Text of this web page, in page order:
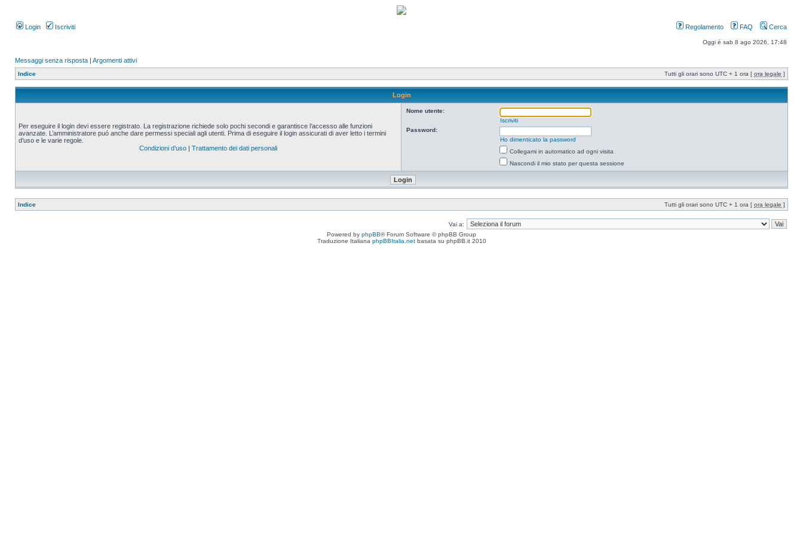
Login Iscriviti Regolamento FAQ Cerca
Oggi è sab 8 ago 2026, 17:48
Messaggi senza risposta | Argomenti attivi
Indice Tutti gli orari sono UTC + 1 ora [ ora legale ]
Login
Per eseguire il login devi essere registrato. La registrazione richiede solo pochi secondi e garantisce l’accesso alle funzioni
avanzate. L’amministratore puó anche dare permessi speciali agli utenti. Prima di eseguire il login assicurati di aver letto i termini
d’uso e le varie regole.
Condizioni d’uso | Trattamento dei dati personali
Nome utente:
Iscriviti
Password:
Ho dimenticato la password
Collegami in automatico ad ogni visita
Nascondi il mio stato per questa sessione
Indice Tutti gli orari sono UTC + 1 ora [ ora legale ]
Vai a:
Powered by phpBB® Forum Software © phpBB Group
Traduzione Italiana phpBBItalia.netbasata su phpBB.it 2010